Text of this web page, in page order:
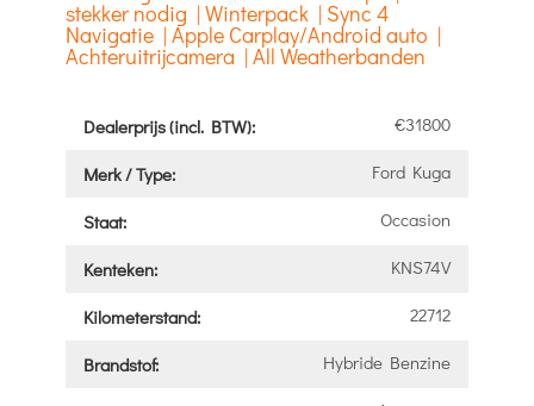
stekker nodig | Winterpack | Sync 4
Navigatie | Apple Carplay/Android auto |
Achteruitrijcamera | All Weatherbanden
Dealerprijs (incl. BTW): €31800
Merk / Type: Ford Kuga
Staat: Occasion
Kenteken: KNS74V
Kilometerstand: 22712
Brandstof: Hybride Benzine